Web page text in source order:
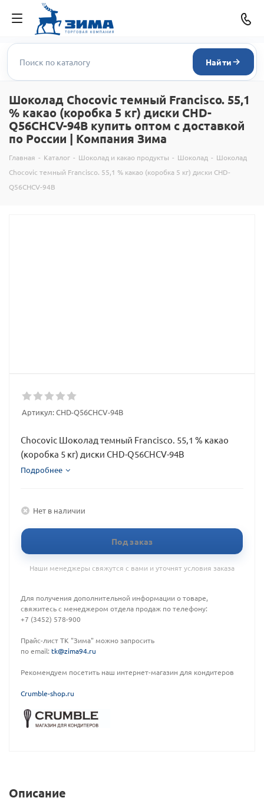
Найти
Шоколад Chocovic темный Francisco. 55,1
% какао (коробка 5 кг) диски CHD-
Q56CHCV-94B купить оптом с доставкой
по России | Компания Зима
Главная - Каталог - Шоколад и какао продукты - Шоколад - Шоколад
Chocovic темный Francisco. 55,1 % какао (коробка 5 кг) диски CHD-
Q56CHCV-94B
Артикул:CHD-Q56CHCV-94B
Chocovic Шоколад темный Francisco. 55,1 % какао
(коробка 5 кг) диски CHD-Q56CHCV-94B
Подробнее
Нет в наличии
Под заказ
Наши менеджеры свяжутся с вами и уточнят условия заказа
Для получения дополнительной информации о товаре,
свяжитесь с менеджером отдела продаж по телефону:
+7 (3452) 578-900
Прайс-лист ТК "Зима" можно запросить
по email: tk@zima94.ru
Рекомендуем посетить наш интернет-магазин для кондитеров
Crumble-shop.ru
Описание